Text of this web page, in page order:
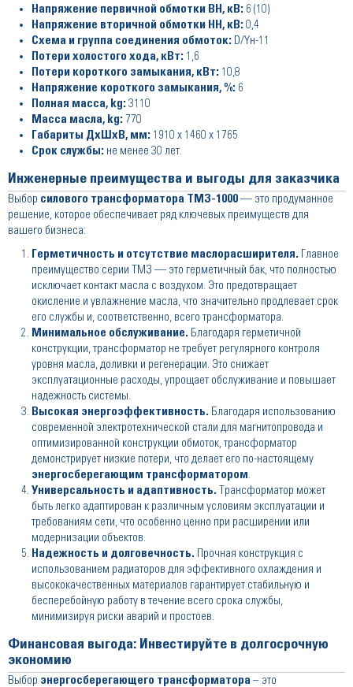
Напряжение первичной обмотки ВН, кВ: 6 (10)
Напряжение вторичной обмотки НН, кВ: 0,4
Схема и группа соединения обмоток: D/Yн-11
Потери холостого хода, кВт: 1,6
Потери короткого замыкания, кВт: 10,8
Напряжение короткого замыкания, %: 6
Полная масса, kg: 3110
Масса масла, kg: 770
Габариты ДхШхВ, мм: 1910 x 1460 x 1765
Срок службы: не менее 30 лет.
Инженерные преимущества и выгоды для заказчика
Выбор силового трансформатора ТМЗ-1000 — это продуманное
решение, которое обеспечивает ряд ключевых преимуществ для
вашего бизнеса:
Герметичность и отсутствие маслорасширителя. Главное
преимущество серии ТМЗ — это герметичный бак, что полностью
исключает контакт масла с воздухом. Это предотвращает
окисление и увлажнение масла, что значительно продлевает срок
его службы и, соответственно, всего трансформатора.
Минимальное обслуживание. Благодаря герметичной
конструкции, трансформатор не требует регулярного контроля
уровня масла, доливки и регенерации. Это снижает
эксплуатационные расходы, упрощает обслуживание и повышает
надежность системы.
Высокая энергоэффективность. Благодаря использованию
современной электротехнической стали для магнитопровода и
оптимизированной конструкции обмоток, трансформатор
демонстрирует низкие потери, что делает его по-настоящему
энергосберегающим трансформатором.
Универсальность и адаптивность. Трансформатор может
быть легко адаптирован к различным условиям эксплуатации и
требованиям сети, что особенно ценно при расширении или
модернизации объектов.
Надежность и долговечность. Прочная конструкция с
использованием радиаторов для эффективного охлаждения и
высококачественных материалов гарантирует стабильную и
бесперебойную работу в течение всего срока службы,
минимизируя риски аварий и простоев.
Финансовая выгода: Инвестируйте в долгосрочную
экономию
Выбор энергосберегающего трансформатора – это